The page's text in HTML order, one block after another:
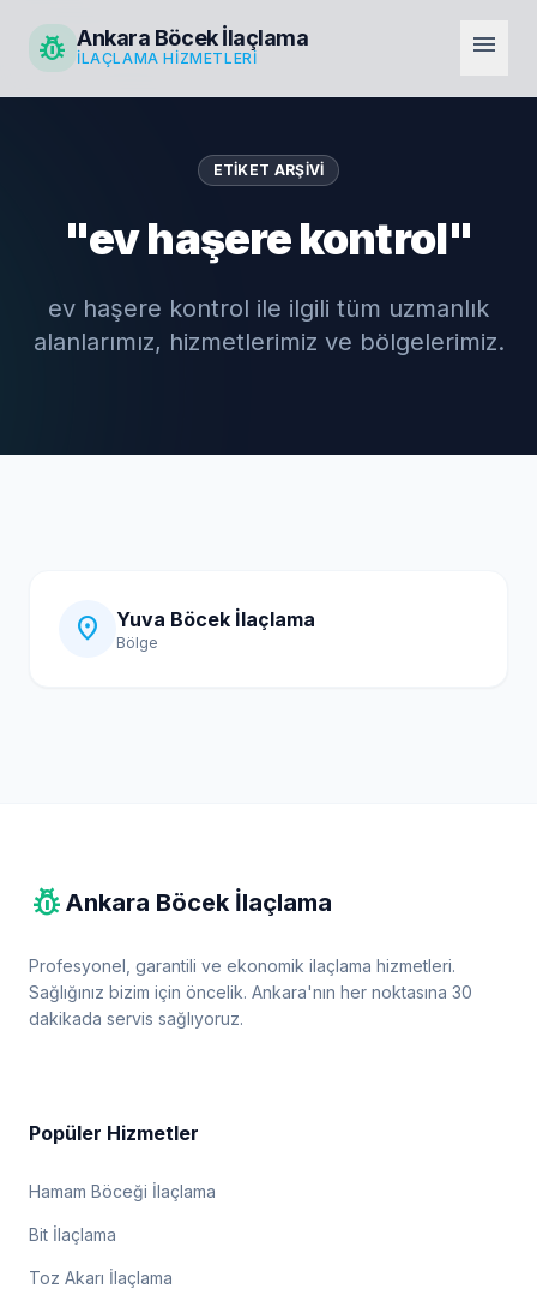
pest_control Ankara Böcek İlaçlama
İLAÇLAMA HIZMETLERI menu
ETIKET ARŞIVI
"ev haşere kontrol"
ev haşere kontrol ile ilgili tüm uzmanlık
alanlarımız, hizmetlerimiz ve bölgelerimiz.
location_on Yuva Böcek İlaçlama
Bölge
pest_control Ankara Böcek İlaçlama
Profesyonel, garantili ve ekonomik ilaçlama hizmetleri.
Sağlığınız bizim için öncelik. Ankara'nın her noktasına 30
dakikada servis sağlıyoruz.
Popüler Hizmetler
Hamam Böceği İlaçlama
Bit İlaçlama
Toz Akarı İlaçlama